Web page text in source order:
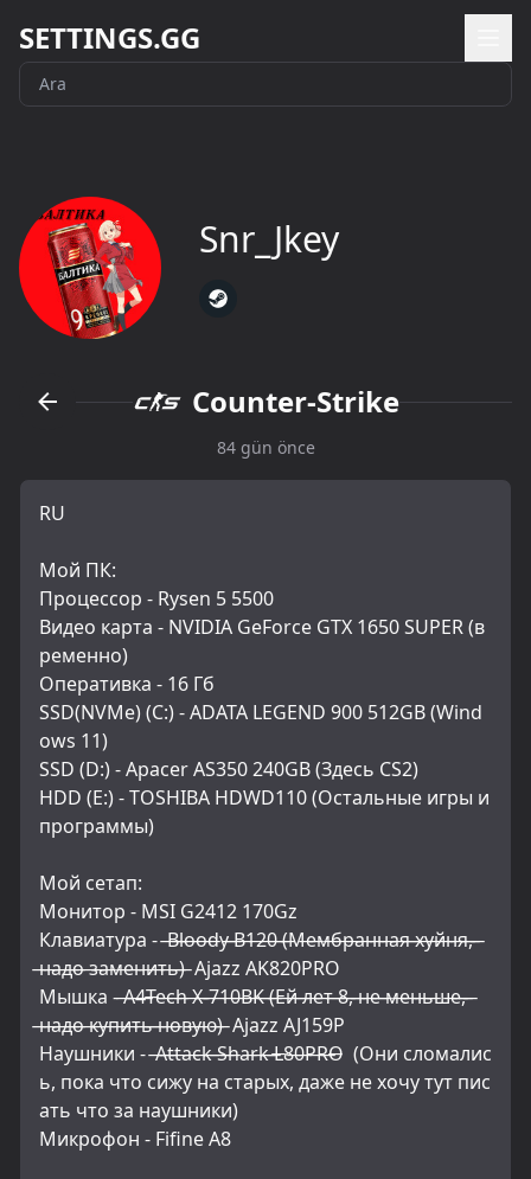
SETTINGS.GG
Snr_Jkey
Counter-Strike
84 gün önce
RU
Мой ПК:
Процессор - Rysen 5 5500
Видео карта - NVIDIA GeForce GTX 1650 SUPER (в
ременно)
Оперативка - 16 Гб
SSD(NVMe) (C:) - ADATA LEGEND 900 512GB (Wind
ows 11)
SSD (D:) - Apacer AS350 240GB (Здесь CS2)
HDD (E:) - TOSHIBA HDWD110 (Остальные игры и
программы)
Мой сетап:
Монитор - MSI G2412 170Gz
Клавиатура -  ̶B̶l̶o̶o̶d̶y̶ ̶B̶1̶2̶0̶ ̶(̶М̶е̶м̶б̶р̶а̶н̶н̶а̶я̶ ̶х̶у̶й̶н̶я̶,̶
̶н̶а̶д̶о̶ ̶з̶а̶м̶е̶н̶и̶т̶ь̶)̶  Ajazz AK820PRO
Мышка - ̶A̶4̶T̶e̶c̶h̶ ̶X̶-̶7̶1̶0̶B̶K̶ ̶(̶Е̶й̶ ̶л̶е̶т̶ ̶8̶,̶ ̶н̶е̶ ̶м̶е̶н̶ь̶ш̶е̶,̶
̶н̶а̶д̶о̶ ̶к̶у̶п̶и̶т̶ь̶ ̶н̶о̶в̶у̶ю̶)̶  Ajazz AJ159P
Наушники -  ̶A̶t̶t̶a̶c̶k̶ ̶S̶h̶a̶r̶k̶ ̶L̶8̶0̶P̶R̶O̶  (Они сломалис
ь, пока что сижу на старых, даже не хочу тут пис
ать что за наушники)
Микрофон - Fifine A8